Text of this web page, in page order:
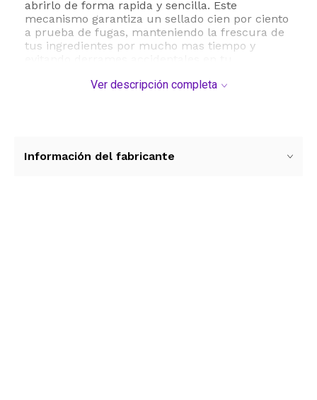
abrirlo de forma rapida y sencilla. Este
mecanismo garantiza un sellado cien por ciento
a prueba de fugas, manteniendo la frescura de
tus ingredientes por mucho mas tiempo y
permite identificar el contenido de un vistazo.
Ver descripción completa
Información del fabricante